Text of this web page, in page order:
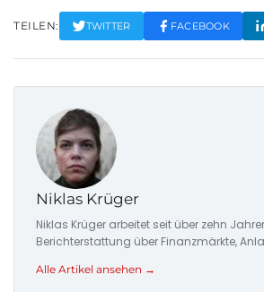
TEILEN: TWITTER FACEBOOK
Niklas Krüger
Niklas Krüger arbeitet seit über zehn
Berichterstattung über Finanzmärkte,
Alle Artikel ansehen →